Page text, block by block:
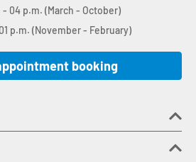
- 04 p.m. (March - October)
p.m. (November - February)
booking